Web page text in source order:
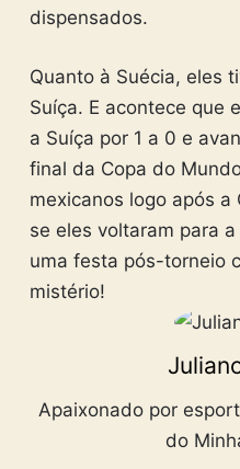
dispensados.
Quanto à Suécia, eles
Suíça. E acontece que
a Suíça por 1 a 0 e
final da Copa do
mexicanos logo após a
se eles voltaram para
uma festa pós-torneio
mistério!
Apaixonado por
do